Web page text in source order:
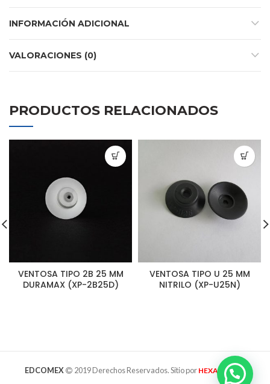
INFORMACIÓN ADICIONAL
VALORACIONES (0)
PRODUCTOS RELACIONADOS
VENTOSA TIPO 2B 25 MM
DURAMAX (XP-2B25D)
VENTOSA TIPO U 25 MM
NITRILO (XP-U25N)
EDCOMEX 2019 Derechos Reservados. Sitio por HEXAGRAMA